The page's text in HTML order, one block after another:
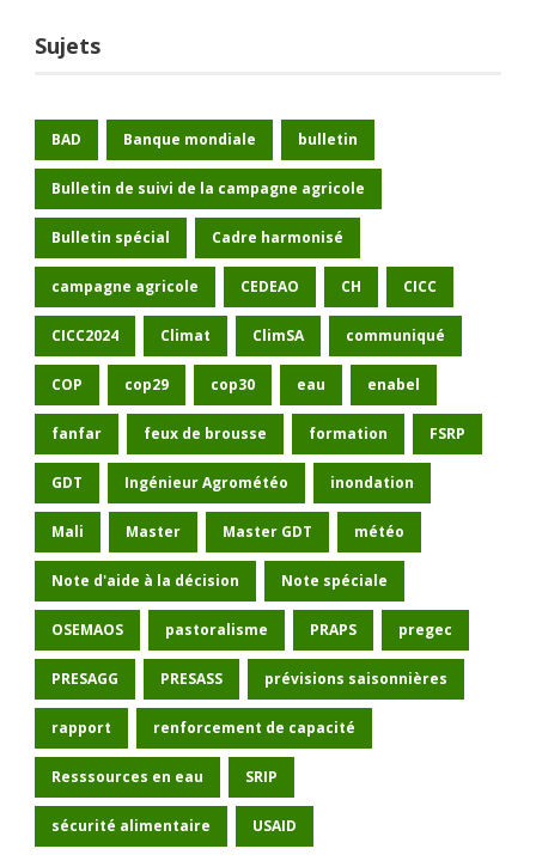
Sujets
BAD Banque mondiale bulletin
Bulletin de suivi de la campagne agricole
Bulletin spécial Cadre harmonisé
campagne agricole CEDEAO CH CICC
CICC2024 Climat ClimSA communiqué
COP cop29 cop30 eau enabel
fanfar feux de brousse formation FSRP
GDT Ingénieur Agrométéo inondation
Mali Master Master GDT météo
Note d'aide à la décision Note spéciale
OSEMAOS pastoralisme PRAPS pregec
PRESAGG PRESASS prévisions saisonnières
rapport renforcement de capacité
Resssources en eau SRIP
sécurité alimentaire USAID